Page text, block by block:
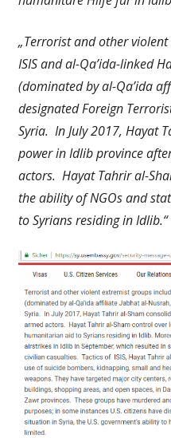
„Terrorist and other
ISIS and al-Qa’ida-linked
(dominated by al-Qa’ida
designated Foreign
Syria. In July 2017, Hayat
power in Idlib province
actors. Hayat Tahrir al-
the ability of NGOs and
to Syrians residing in Idlib.“